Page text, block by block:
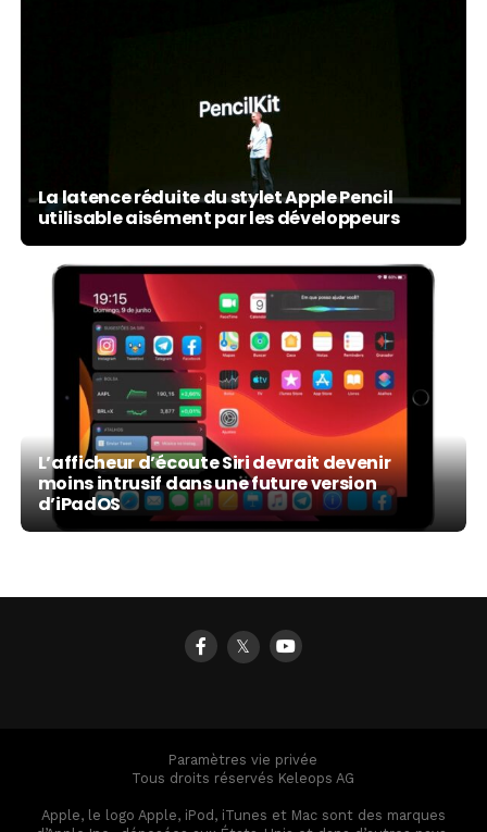
La latence réduite du stylet Apple Pencil
utilisable aisément par les développeurs
L’afficheur d’écoute Siri devrait devenir
moins intrusif dans une future version
d’iPadOS
𝕏
Paramètres vie privée
Tous droits réservés Keleops AG
Apple, le logo Apple, iPod, iTunes et Mac sont des marques